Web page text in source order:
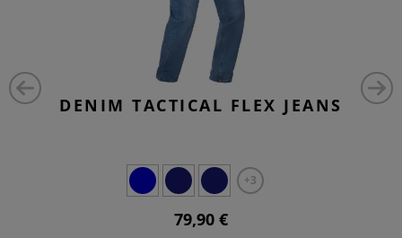
DENIM TACTICAL FLEX JEANS
+3
79,90 €